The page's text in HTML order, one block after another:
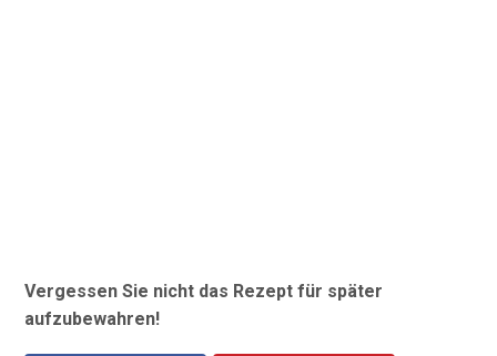
Vergessen Sie nicht das Rezept für später
aufzubewahren!